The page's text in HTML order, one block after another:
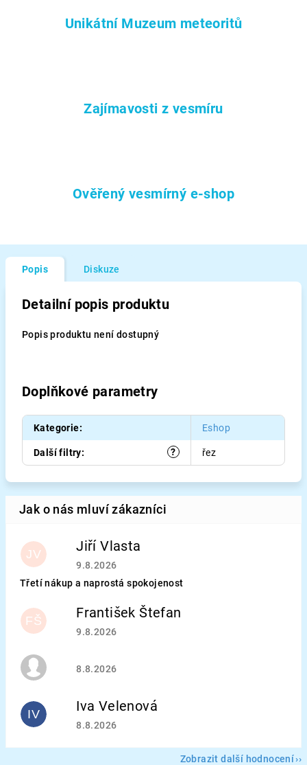
Unikátní Muzeum meteoritů
Zajímavosti z vesmíru
Ověřený vesmírný e-shop
Popis Diskuze
Detailní popis produktu
Popis produktu není dostupný
Doplňkové parametry
Kategorie: Eshop
?
Další filtry: řez
JV Jiří Vlasta
Hodnocení obchodu je 5 z 5 hvězdiček.
9.8.2026
Třetí nákup a naprostá spokojenost
FŠ František Štefan
Hodnocení obchodu je 5 z 5 hvězdiček.
9.8.2026
Hodnocení obchodu je 5 z 5 hvězdiček.
8.8.2026
IV Iva Velenová
Hodnocení obchodu je 5 z 5 hvězdiček.
8.8.2026
Zobrazit další hodnocení